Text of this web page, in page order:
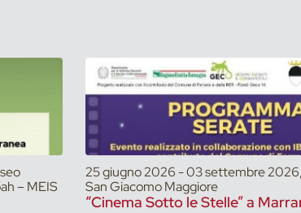
– MEIS
25 giugno 2026 - 03 settembre
San Giacomo Maggiore
“Cinema Sotto le Stelle” a